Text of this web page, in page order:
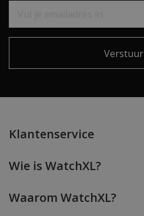
Verstuur
Klantenservice
Wie is WatchXL?
Waarom WatchXL?